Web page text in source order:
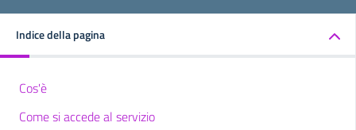
Indice della pagina
Cos'è
Come si accede al servizio